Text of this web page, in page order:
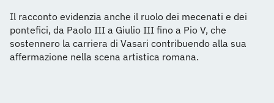
Il racconto evidenzia anche il ruolo dei mecenati e dei
pontefici, da Paolo III a Giulio III fino a Pio V, che
sostennero la carriera di Vasari contribuendo alla sua
affermazione nella scena artistica romana.